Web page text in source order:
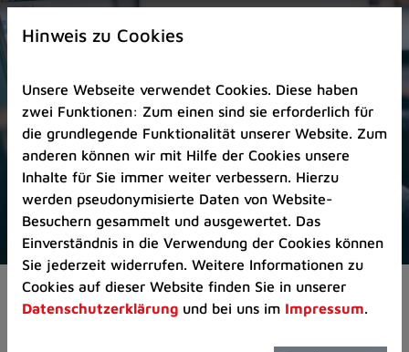
Zur
Startseite
Zum
Seitenanfang
springen
(Schnelltaste
A)
Zur
Navigation/Menü
springen
(Schnelltaste
M)
Zur
Aktuelles Pressemitteilungen
Hinweis zu Cookies
Unsere Webseite verwendet Cookies. Diese haben
zwei Funktionen: Zum einen sind sie erforderlich für
die grundlegende Funktionalität unserer Website. Zum
anderen können wir mit Hilfe der Cookies unsere
Inhalte für Sie immer weiter verbessern. Hierzu
werden pseudonymisierte Daten von Website-
Besuchern gesammelt und ausgewertet. Das
Einverständnis in die Verwendung der Cookies können
Sie jederzeit widerrufen. Weitere Informationen zu
Cookies auf dieser Website finden Sie in unserer
Datenschutzerklärung und bei uns im Impressum.